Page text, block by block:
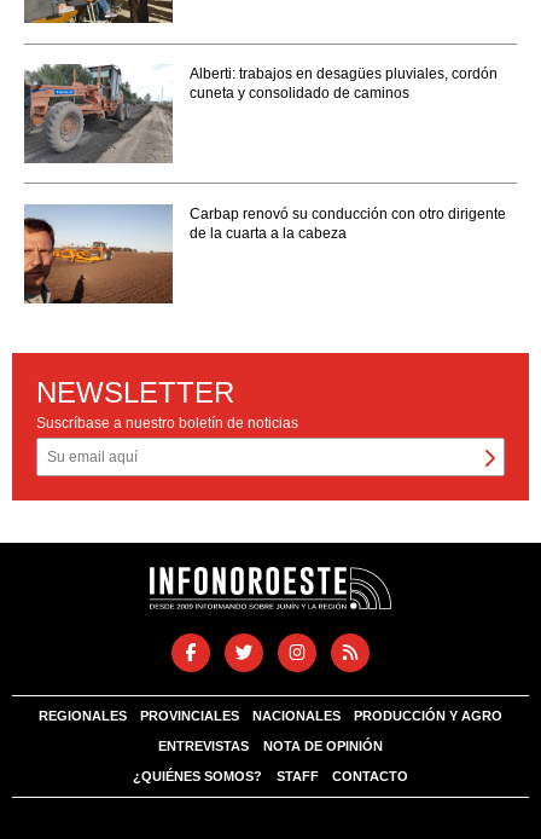
Alberti: trabajos en desagües pluviales, cordón
cuneta y consolidado de caminos
Carbap renovó su conducción con otro dirigente
de la cuarta a la cabeza
NEWSLETTER
Suscríbase a nuestro boletín de noticias
REGIONALES PROVINCIALES NACIONALES PRODUCCIÓN Y AGRO
ENTREVISTAS NOTA DE OPINIÓN
¿QUIÉNES SOMOS? STAFF CONTACTO